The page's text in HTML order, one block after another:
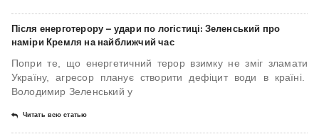
Після енерготерору – удари по логістиці: Зеленський про
наміри Кремля на найближчий час
Попри те, що енергетичний терор взимку не зміг зламати
Україну, агресор планує створити дефіцит води в країні.
Володимир Зеленський у
Читать всю статью